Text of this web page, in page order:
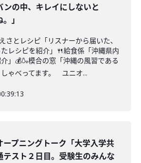
ンの中、キレイにしないと
」
さとレシピ「リスナーから届いた、
レシピを紹介」🍴給食係「沖縄県内
」💰🍶模合の窓「沖縄の風習である
ゃべってます。 ユニオ...
ープニングトーク「大学入学共
テスト２日目。受験生のみんな